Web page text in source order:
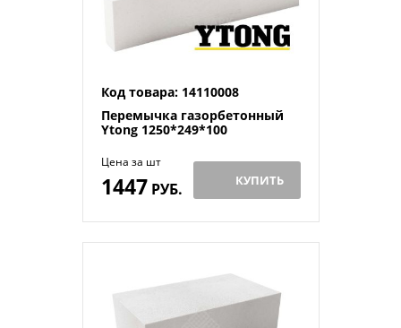
Код товара: 14110008
Перемычка газорбетонный
Ytong 1250*249*100
Цена за шт
1447 РУБ. КУПИТЬ